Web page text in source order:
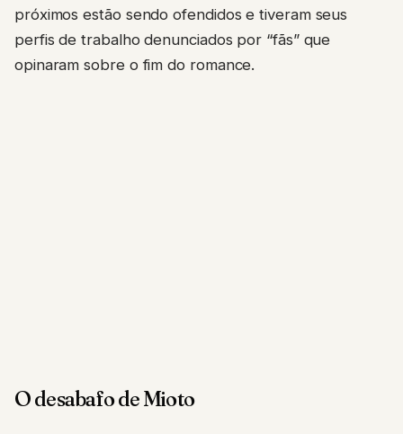
próximos estão sendo ofendidos e tiveram seus
perfis de trabalho denunciados por “fãs” que
opinaram sobre o fim do romance.
O desabafo de Mioto